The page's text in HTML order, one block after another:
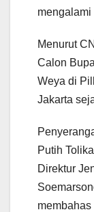
mengalami
Menurut
Calon
Weya di
Jakarta
Putih
Direktur